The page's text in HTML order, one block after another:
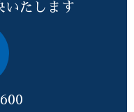
いたします